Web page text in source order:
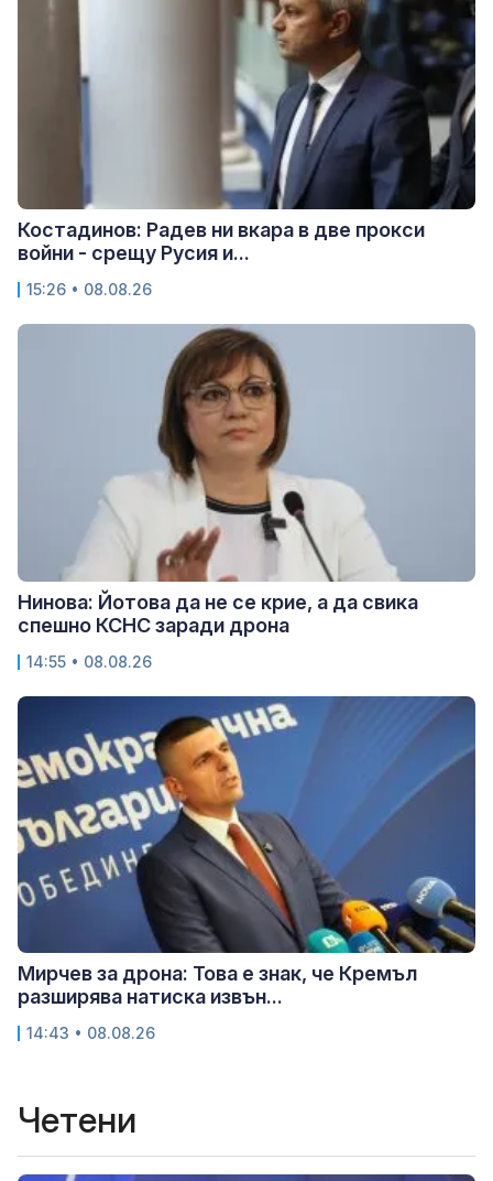
Костадинов: Радев ни вкара в две прокси
войни - срещу Русия и...
15:26 • 08.08.26
Нинова: Йотова да не се крие, а да свика
спешно КСНС заради дрона
14:55 • 08.08.26
Мирчев за дрона: Това е знак, че Кремъл
разширява натиска извън...
14:43 • 08.08.26
Четени